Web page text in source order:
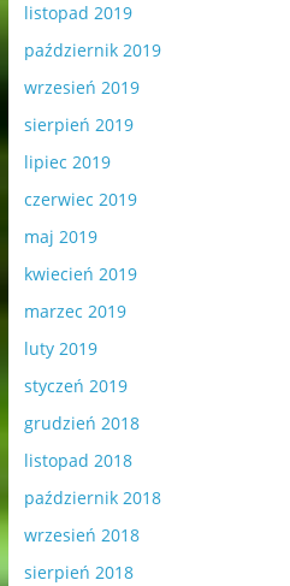
listopad 2019
październik 2019
wrzesień 2019
sierpień 2019
lipiec 2019
czerwiec 2019
maj 2019
kwiecień 2019
marzec 2019
luty 2019
styczeń 2019
grudzień 2018
listopad 2018
październik 2018
wrzesień 2018
sierpień 2018